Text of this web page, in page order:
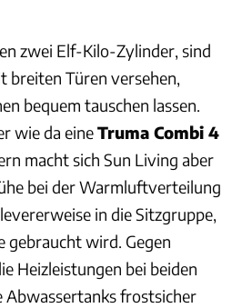
zwei Elf-Kilo-Zylinder, sind
breiten Türen versehen,
bequem tauschen lassen.
wie da eineTruma Combi 4
macht sich Sun Living aber
bei der Warmluftverteilung
in die Sitzgruppe,
gebraucht wird. Gegen
Heizleistungen bei beiden
Abwassertanks frostsicher